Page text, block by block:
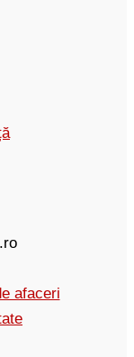
afaceri